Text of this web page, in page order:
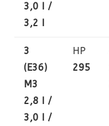
3,0 I /
3,2 I
3
(E36)
M3
2,8 I /
3,0 I /
HP
295